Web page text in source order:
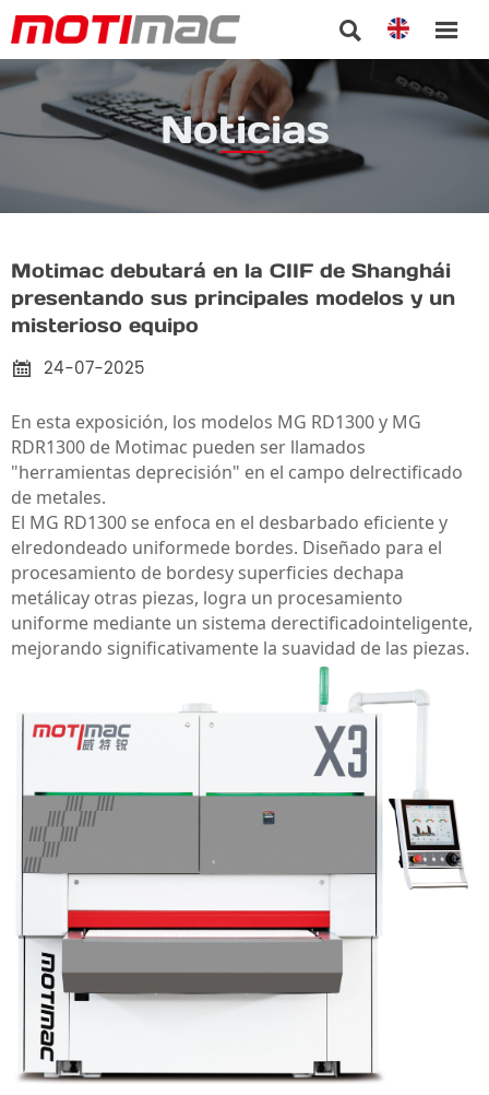
 
Noticias
Motimac debutará en la CIIF de Shanghái
presentando sus principales modelos y un
misterioso equipo
 24-07-2025
En esta exposición, los modelos MG RD1300 y MG
RDR1300 de Motimac pueden ser llamados
"herramientas deprecisión" en el campo delrectificado
de metales.
El MG RD1300 se enfoca en el desbarbado eficiente y
elredondeado uniformede bordes. Diseñado para el
procesamiento de bordesy superficies dechapa
metálicay otras piezas, logra un procesamiento
uniforme mediante un sistema derectificadointeligente,
mejorando significativamente la suavidad de las piezas.